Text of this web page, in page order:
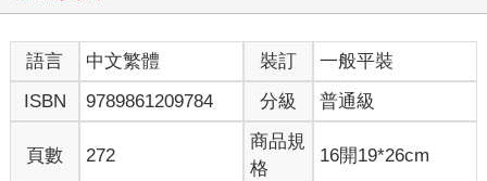
語言 中文繁體 裝訂
一般平裝
ISBN
9789861209784 分級 普通級
頁數 272
商品規
格
16開19*26cm